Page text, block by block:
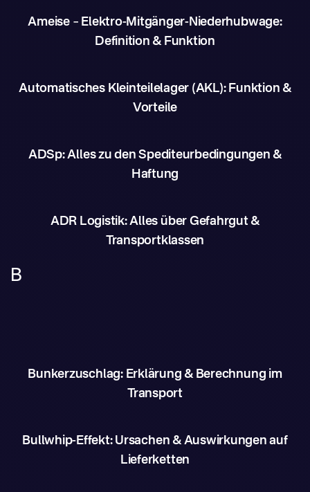
Ameise – Elektro-Mitgänger-Niederhubwage:
Definition & Funktion
Automatisches Kleinteilelager (AKL): Funktion &
Vorteile
ADSp: Alles zu den Spediteurbedingungen &
Haftung
ADR Logistik: Alles über Gefahrgut &
Transportklassen
B
Bunkerzuschlag: Erklärung & Berechnung im
Transport
Bullwhip-Effekt: Ursachen & Auswirkungen auf
Lieferketten